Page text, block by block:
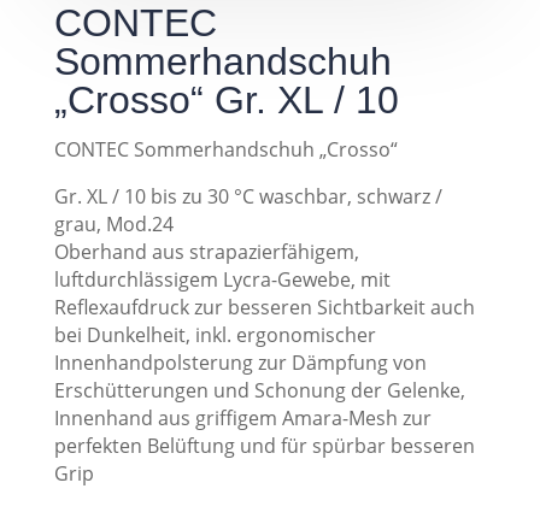
CONTEC
Sommerhandschuh
„Crosso“ Gr. XL / 10
CONTEC Sommerhandschuh „Crosso“
Gr. XL / 10 bis zu 30 °C waschbar, schwarz /
grau, Mod.24
Oberhand aus strapazierfähigem,
luftdurchlässigem Lycra-Gewebe, mit
Reflexaufdruck zur besseren Sichtbarkeit auch
bei Dunkelheit, inkl. ergonomischer
Innenhandpolsterung zur Dämpfung von
Erschütterungen und Schonung der Gelenke,
Innenhand aus griffigem Amara-Mesh zur
perfekten Belüftung und für spürbar besseren
Grip